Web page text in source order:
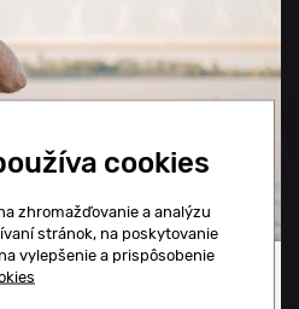
cookies
zhromažďovanie a analýzu
stránok, na poskytovanie
vylepšenie a prispôsobenie